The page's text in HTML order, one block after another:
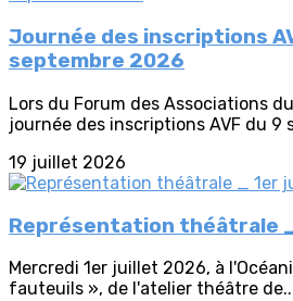
Journée des inscriptions
septembre 2026
Lors du Forum des Associations
journée des inscriptions AVF du 9
19 juillet 2026
Représentation théâtrale
Mercredi 1er juillet 2026, à
fauteuils », de l'atelier théâtre